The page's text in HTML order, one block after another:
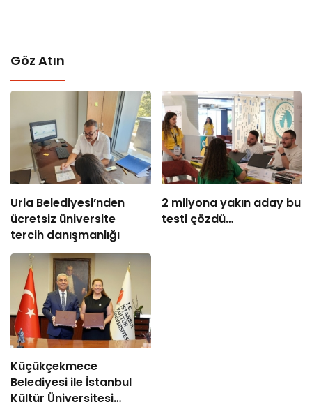
Göz Atın
Urla Belediyesi’nden
ücretsiz üniversite
tercih danışmanlığı
2 milyona yakın aday bu
testi çözdü…
Küçükçekmece
Belediyesi ile İstanbul
Kültür Üniversitesi